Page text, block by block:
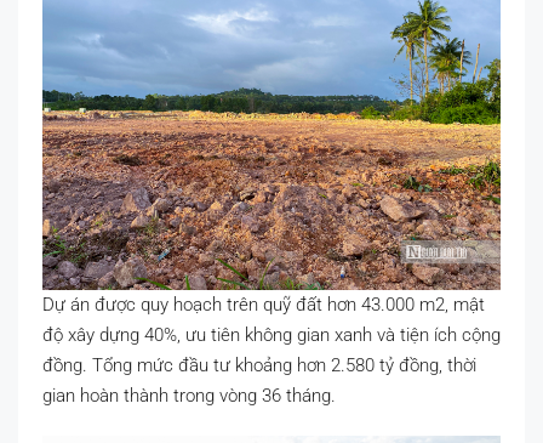
Dự án được quy hoạch trên quỹ đất hơn 43.000 m2, mật
độ xây dựng 40%, ưu tiên không gian xanh và tiện ích cộng
đồng. Tổng mức đầu tư khoảng hơn 2.580 tỷ đồng, thời
gian hoàn thành trong vòng 36 tháng.